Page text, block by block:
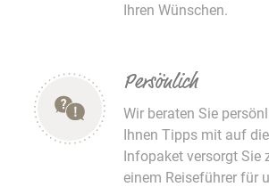
Ihren Wünschen.
Persönlich
Wir beraten Sie
Ihnen Tipps mit auf
Infopaket versorgt Sie
einem Reiseführer für